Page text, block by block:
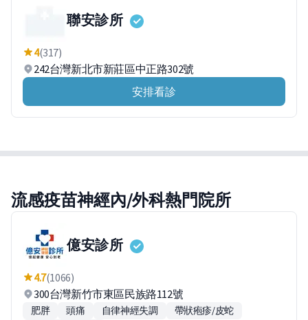
聯安診所
4(317)
242台灣新北市新莊區中正路302號
安排看診
流感疫苗神經內/外科熱門院所
億安診所
4.7(1066)
300台灣新竹市東區民族路112號
肥胖 頭痛 自律神經失調
帶狀疱疹/皮蛇